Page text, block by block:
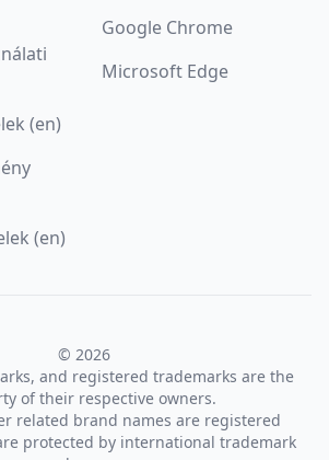
(en)
(en)
Google Chrome
Microsoft Edge
© 2026
and registered trademarks are the
of their respective owners.
related brand names are registered
protected by international trademark